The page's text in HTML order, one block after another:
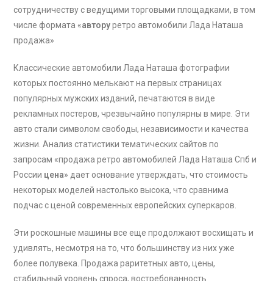
сотрудничеству с ведущими торговыми площадками, в том
числе формата «авторуретро автомобили Лада Наташа
продажа»
Классические автомобили Лада Наташа фотографии
которых постоянно мелькают на первых страницах
популярных мужских изданий, печатаются в виде
рекламных постеров, чрезвычайно популярны в мире. Эти
авто стали символом свободы, независимости и качества
жизни. Анализ статистики тематических сайтов по
запросам «продажа ретро автомобилей Лада Наташа Спб и
России цена» дает основание утверждать, что стоимость
некоторых моделей настолько высока, что сравнима
подчас с ценой современных европейских суперкаров.
Эти роскошные машины все еще продолжают восхищать и
удивлять, несмотря на то, что большинству из них уже
более полувека. Продажа раритетных авто, цены,
стабильный уровень спроса, востребованность